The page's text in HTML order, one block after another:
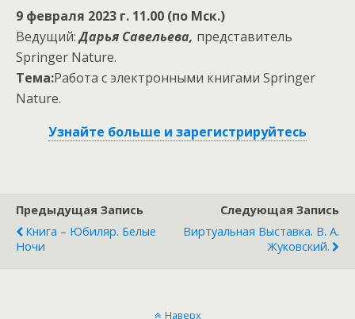
9 февраля 2023 г. 11.00 (по Мск.)
Ведущий:Дарья Савельева, представитель
Springer Nature.
Тема:Работа с электронными книгами Springer
Nature.
Узнайте больше и зарегистрируйтесь
Предыдущая Запись
Книга – Юбиляр. Белые
Ночи
Следующая Запись
Виртуальная Выставка. В. А.
Жуковский.
Наверх